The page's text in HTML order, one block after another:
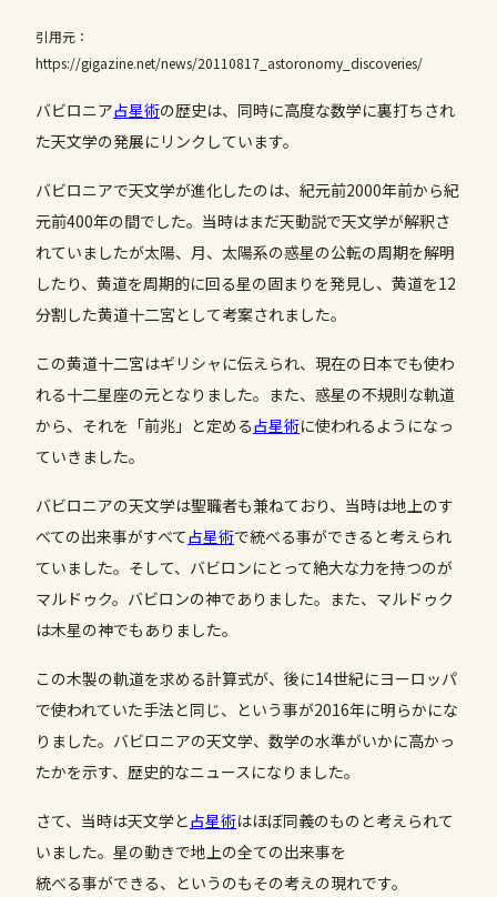
引用元：
https://gigazine.net/news/20110817_astoronomy_discoveries/
バビロニア占星術の歴史は、同時に高度な数学に裏打ちされ
た天文学の発展にリンクしています。
バビロニアで天文学が進化したのは、紀元前2000年前から紀
元前400年の間でした。当時はまだ天動説で天文学が解釈さ
れていましたが太陽、月、太陽系の惑星の公転の周期を解明
したり、黄道を周期的に回る星の固まりを発見し、黄道を12
分割した黄道十二宮として考案されました。
この黄道十二宮はギリシャに伝えられ、現在の日本でも使わ
れる十二星座の元となりました。また、惑星の不規則な軌道
から、それを「前兆」と定める占星術に使われるようになっ
ていきました。
バビロニアの天文学は聖職者も兼ねており、当時は地上のす
べての出来事がすべて占星術で統べる事ができると考えられ
ていました。そして、バビロンにとって絶大な力を持つのが
マルドゥク。バビロンの神でありました。また、マルドゥク
は木星の神でもありました。
この木製の軌道を求める計算式が、後に14世紀にヨーロッパ
で使われていた手法と同じ、という事が2016年に明らかにな
りました。バビロニアの天文学、数学の水準がいかに高かっ
たかを示す、歴史的なニュースになりました。
さて、当時は天文学と占星術はほぼ同義のものと考えられて
いました。星の動きで地上の全ての出来事を
統べる事ができる、というのもその考えの現れです。